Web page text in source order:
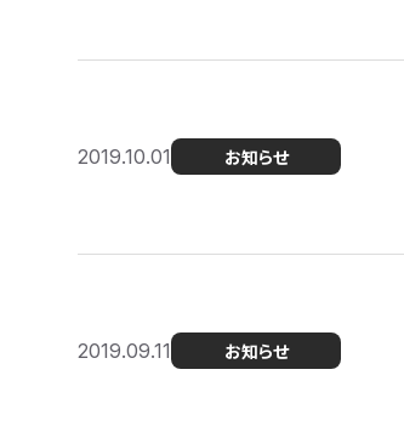
2019.10.01 お知らせ
2019.09.11 お知らせ